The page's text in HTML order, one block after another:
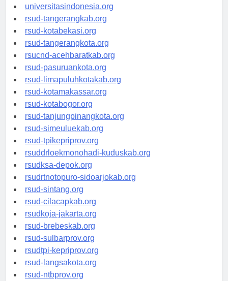
universitassamarinda.id
universitasindonesia.org
rsud-tangerangkab.org
rsud-kotabekasi.org
rsud-tangerangkota.org
rsucnd-acehbaratkab.org
rsud-pasuruankota.org
rsud-limapuluhkotakab.org
rsud-kotamakassar.org
rsud-kotabogor.org
rsud-tanjungpinangkota.org
rsud-simeuluekab.org
rsud-tpikepriprov.org
rsuddrloekmonohadi-kuduskab.org
rsudksa-depok.org
rsudrtnotopuro-sidoarjokab.org
rsud-sintang.org
rsud-cilacapkab.org
rsudkoja-jakarta.org
rsud-brebeskab.org
rsud-sulbarprov.org
rsudtpi-kepriprov.org
rsud-langsakota.org